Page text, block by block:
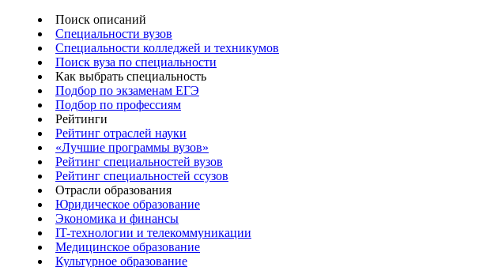
Поиск описаний
Специальности вузов
Специальности колледжей и техникумов
Поиск вуза по специальности
Как выбрать специальность
Подбор по экзаменам ЕГЭ
Подбор по профессиям
Рейтинги
Рейтинг отраслей науки
«Лучшие программы вузов»
Рейтинг специальностей вузов
Рейтинг специальностей ссузов
Отрасли образования
Юридическое образование
Экономика и финансы
IT-технологии и телекоммуникации
Медицинское образование
Культурное образование